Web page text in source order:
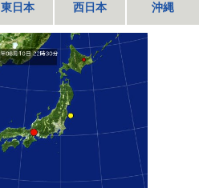
東日本 西日本 沖縄